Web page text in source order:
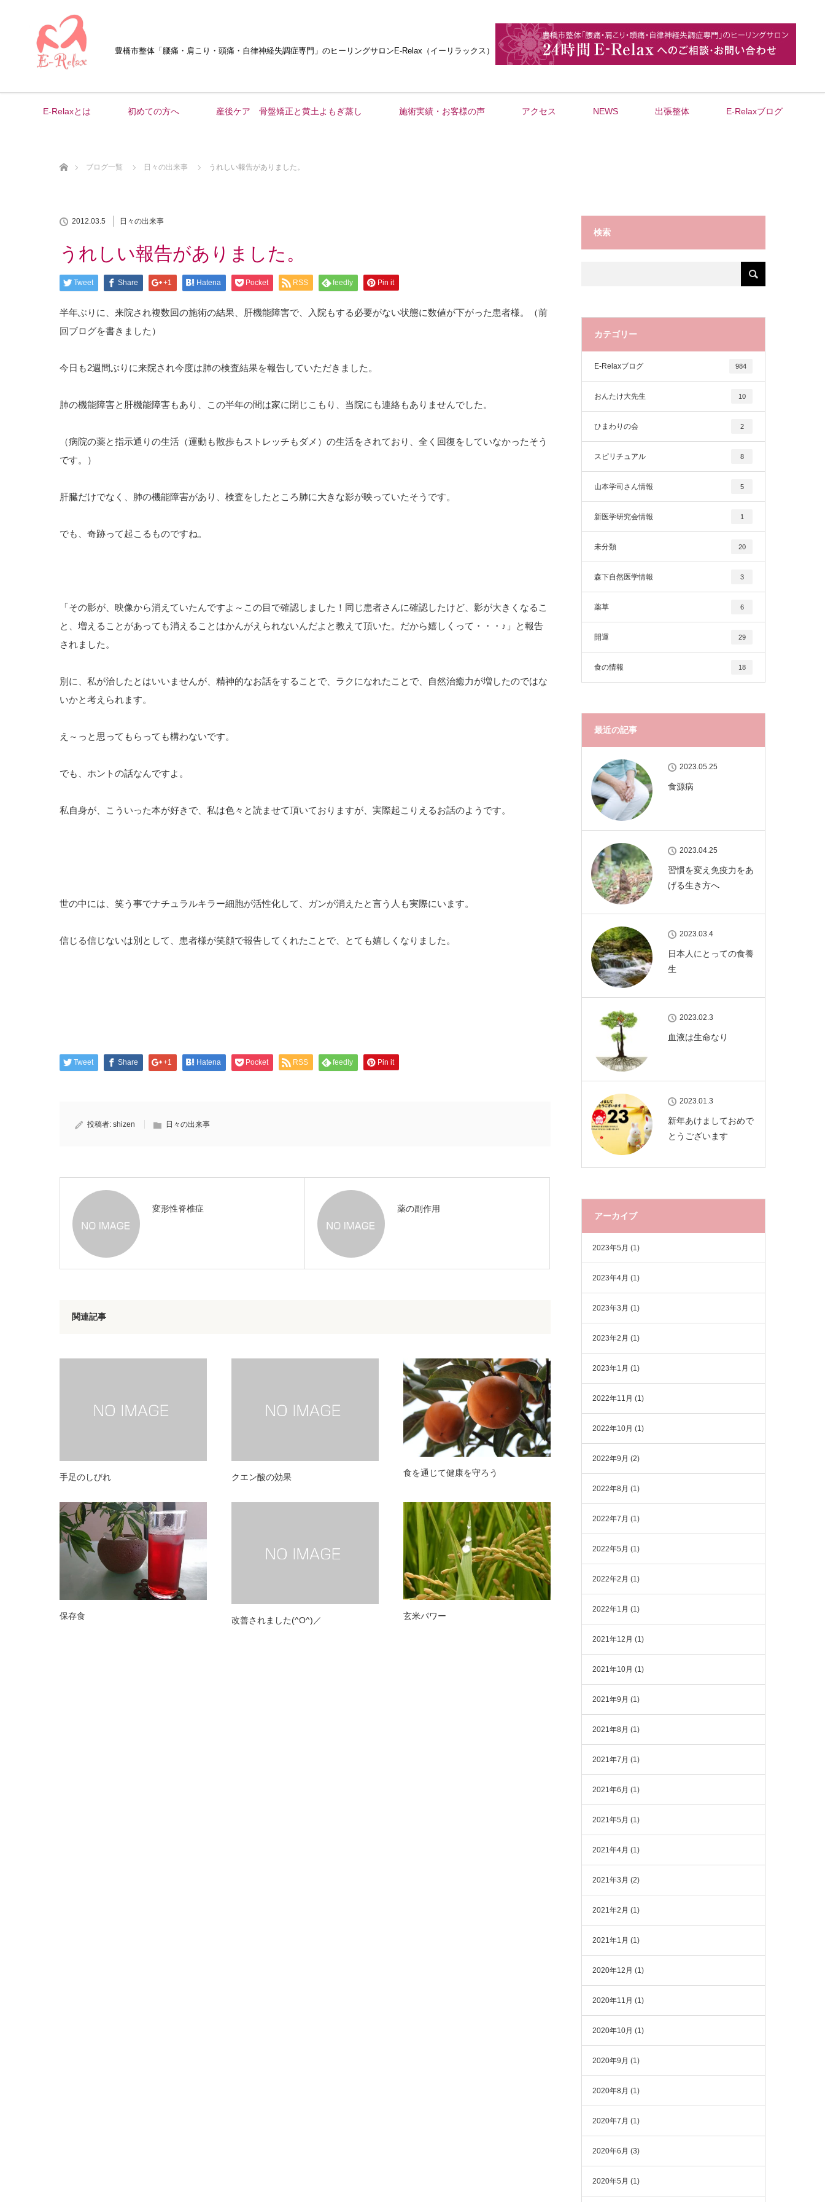
豊橋市整体 「腰痛・肩こり・頭痛・自律神経失調症専門」 のヒーリングサロンE-Relax（イーリラックス）
E-Relaxとは 初めての方へ 産後ケア 骨盤矯正と黄土よもぎ蒸し 施術実績・お客様の声 アクセス NEWS 出張整体 E-Relaxブログ
ブログ一覧
日々の出来事 うれしい報告がありました。
2012.03.5 日々の出来事
うれしい報告がありました。
Tweet Share +1 Hatena Pocket RSS feedly Pin it
半年ぶりに、来院され複数回の施術の結果、肝機能障害で、入院もする必要がない状態に数値が下がった患者様。（前
回ブログを書きました）
今日も2週間ぶりに来院され今度は肺の検査結果を報告していただきました。
肺の機能障害と肝機能障害もあり、この半年の間は家に閉じこもり、当院にも連絡もありませんでした。
（病院の薬と指示通りの生活（運動も散歩もストレッチもダメ）の生活をされており、全く回復をしていなかったそう
です。）
肝臓だけでなく、肺の機能障害があり、検査をしたところ肺に大きな影が映っていたそうです。
でも、奇跡って起こるものですね。
「その影が、映像から消えていたんですよ～この目で確認しました！同じ患者さんに確認したけど、影が大きくなるこ
と、増えることがあっても消えることはかんがえられないんだよと教えて頂いた。だから嬉しくって・・・♪」と報告
されました。
別に、私が治したとはいいませんが、精神的なお話をすることで、ラクになれたことで、自然治癒力が増したのではな
いかと考えられます。
え～っと思ってもらっても構わないです。
でも、ホントの話なんですよ。
私自身が、こういった本が好きで、私は色々と読ませて頂いておりますが、実際起こりえるお話のようです。
世の中には、笑う事でナチュラルキラー細胞が活性化して、ガンが消えたと言う人も実際にいます。
信じる信じないは別として、患者様が笑顔で報告してくれたことで、とても嬉しくなりました。
Tweet Share +1 Hatena Pocket RSS feedly Pin it
投稿者: shizen 日々の出来事
変形性脊椎症 薬の副作用
関連記事
手足のしびれ クエン酸の効果 食を通じて健康を守ろう
保存食 改善されました(^O^)／ 玄米パワー
検索
カテゴリー
E-Relaxブログ 984
おんたけ大先生 10
ひまわりの会 2
スピリチュアル 8
山本学司さん情報 5
新医学研究会情報 1
未分類 20
森下自然医学情報 3
薬草 6
開運 29
食の情報 18
最近の記事
2023.05.25
食源病
2023.04.25
習慣を変え免疫力をあ
げる生き方へ
2023.03.4
日本人にとっての食養
生
2023.02.3
血液は生命なり
2023.01.3
新年あけましておめで
とうございます
アーカイブ
2023年5月 (1)
2023年4月 (1)
2023年3月 (1)
2023年2月 (1)
2023年1月 (1)
2022年11月 (1)
2022年10月 (1)
2022年9月 (2)
2022年8月 (1)
2022年7月 (1)
2022年5月 (1)
2022年2月 (1)
2022年1月 (1)
2021年12月 (1)
2021年10月 (1)
2021年9月 (1)
2021年8月 (1)
2021年7月 (1)
2021年6月 (1)
2021年5月 (1)
2021年4月 (1)
2021年3月 (2)
2021年2月 (1)
2021年1月 (1)
2020年12月 (1)
2020年11月 (1)
2020年10月 (1)
2020年9月 (1)
2020年8月 (1)
2020年7月 (1)
2020年6月 (3)
2020年5月 (1)